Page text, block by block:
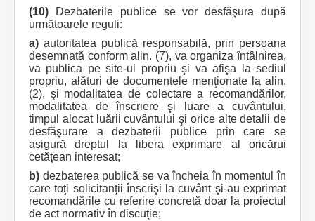
(10) Dezbaterile publice se vor desfăşura după
următoarele reguli:
a) autoritatea publică responsabilă, prin persoana
desemnată conform alin. (7), va organiza întâlnirea,
va publica pe site-ul propriu şi va afişa la sediul
propriu, alături de documentele menţionate la alin.
(2), şi modalitatea de colectare a recomandărilor,
modalitatea de înscriere şi luare a cuvântului,
timpul alocat luării cuvântului şi orice alte detalii de
desfăşurare a dezbaterii publice prin care se
asigură dreptul la libera exprimare al oricărui
cetăţean interesat;
b) dezbaterea publică se va încheia în momentul în
care toţi solicitanţii înscrişi la cuvânt şi-au exprimat
recomandările cu referire concretă doar la proiectul
de act normativ în discuţie;